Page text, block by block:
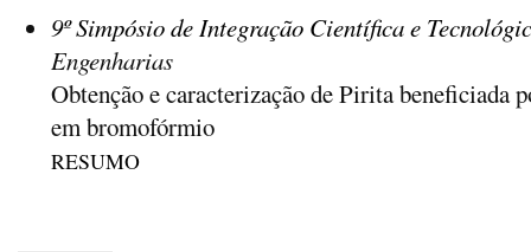
9º Simpósio de Integração Científica e
Engenharias
Obtenção e caracterização de Pirita beneficiada
em bromofórmio
RESUMO